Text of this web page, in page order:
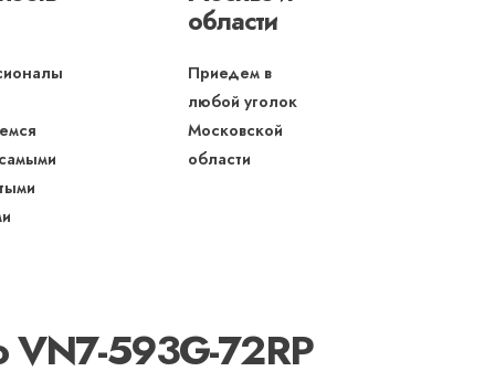
области
Приедем в
любой уголок
Московской
области
VN7-593G-72RP